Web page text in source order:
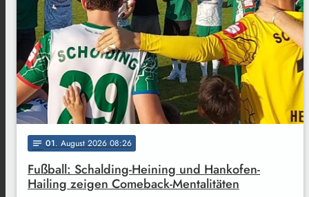
notes 01. August 2026 08:26
Fußball: Schalding-Heining und Hankofen-
Hailing zeigen Comeback-Mentalitäten